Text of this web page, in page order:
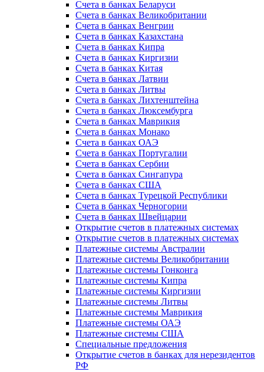
Счета в банках Беларуси
Счета в банках Великобритании
Счета в банках Венгрии
Счета в банках Казахстана
Счета в банках Кипра
Счета в банках Киргизии
Счета в банках Китая
Счета в банках Латвии
Счета в банках Литвы
Счета в банках Лихтенштейна
Счета в банках Люксембурга
Счета в банках Маврикия
Счета в банках Монако
Счета в банках ОАЭ
Счета в банках Португалии
Счета в банках Сербии
Счета в банках Сингапура
Счета в банках США
Счета в банках Турецкой Республики
Счета в банках Черногории
Счета в банках Швейцарии
Открытие счетов в платежных системах
Открытие счетов в платежных системах
Платежные системы Австралии
Платежные системы Великобритании
Платежные системы Гонконга
Платежные системы Кипра
Платежные системы Киргизии
Платежные системы Литвы
Платежные системы Маврикия
Платежные системы ОАЭ
Платежные системы США
Специальные предложения
Открытие счетов в банках для нерезидентов
РФ